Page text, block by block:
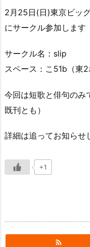
2月25日(日)東京ビッ
にサークル参加します
サークル名：slip
スペース：こ51b（東2
今回は短歌と俳句のみ
既刊とも）
詳細は追ってお知らせ
+1
